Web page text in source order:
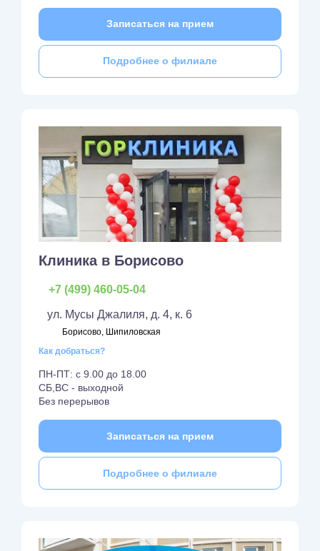
Записаться на прием
Подробнее о филиале
Клиника в Борисово
+7 (499) 460-05-04
ул. Мусы Джалиля, д. 4, к. 6
Борисово, Шипиловская
Как добраться?
ПН-ПТ: с 9.00 до 18.00
СБ,ВС - выходной
Без перерывов
Записаться на прием
Подробнее о филиале